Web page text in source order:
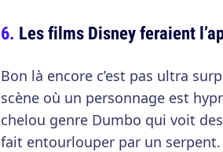
Les films Disney feraient
Bon là encore c’est pas ultra
scène où un personnage est
chelou genre Dumbo qui voit
fait entourlouper par un